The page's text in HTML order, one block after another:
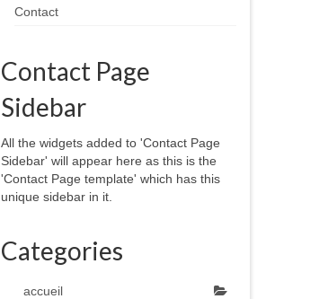
Contact
Contact Page
Sidebar
All the widgets added to 'Contact Page
Sidebar' will appear here as this is the
'Contact Page template' which has this
unique sidebar in it.
Categories
accueil